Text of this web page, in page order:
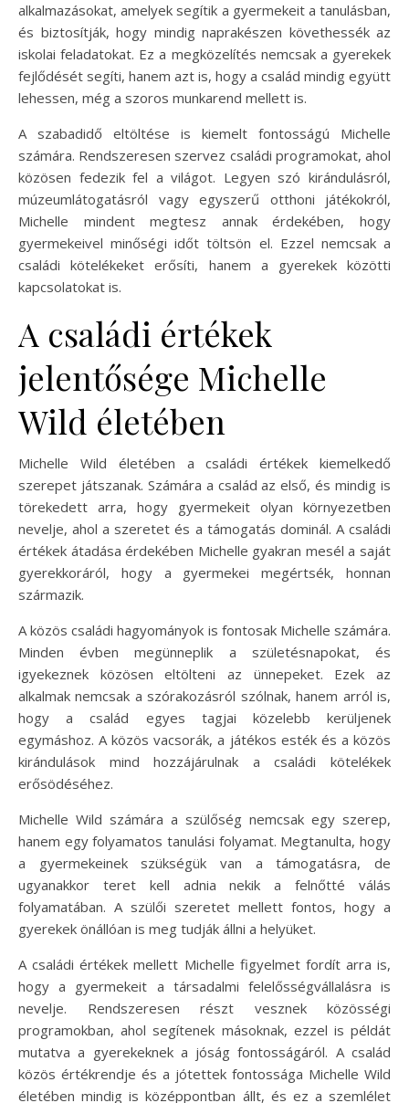
alkalmazásokat, amelyek segítik a gyermekeit a tanulásban,
és biztosítják, hogy mindig naprakészen követhessék az
iskolai feladatokat. Ez a megközelítés nemcsak a gyerekek
fejlődését segíti, hanem azt is, hogy a család mindig együtt
lehessen, még a szoros munkarend mellett is.
A szabadidő eltöltése is kiemelt fontosságú Michelle
számára. Rendszeresen szervez családi programokat, ahol
közösen fedezik fel a világot. Legyen szó kirándulásról,
múzeumlátogatásról vagy egyszerű otthoni játékokról,
Michelle mindent megtesz annak érdekében, hogy
gyermekeivel minőségi időt töltsön el. Ezzel nemcsak a
családi kötelékeket erősíti, hanem a gyerekek közötti
kapcsolatokat is.
A családi értékek
jelentősége Michelle
Wild életében
Michelle Wild életében a családi értékek kiemelkedő
szerepet játszanak. Számára a család az első, és mindig is
törekedett arra, hogy gyermekeit olyan környezetben
nevelje, ahol a szeretet és a támogatás dominál. A családi
értékek átadása érdekében Michelle gyakran mesél a saját
gyerekkoráról, hogy a gyermekei megértsék, honnan
származik.
A közös családi hagyományok is fontosak Michelle számára.
Minden évben megünneplik a születésnapokat, és
igyekeznek közösen eltölteni az ünnepeket. Ezek az
alkalmak nemcsak a szórakozásról szólnak, hanem arról is,
hogy a család egyes tagjai közelebb kerüljenek
egymáshoz. A közös vacsorák, a játékos esték és a közös
kirándulások mind hozzájárulnak a családi kötelékek
erősödéséhez.
Michelle Wild számára a szülőség nemcsak egy szerep,
hanem egy folyamatos tanulási folyamat. Megtanulta, hogy
a gyermekeinek szükségük van a támogatásra, de
ugyanakkor teret kell adnia nekik a felnőtté válás
folyamatában. A szülői szeretet mellett fontos, hogy a
gyerekek önállóan is meg tudják állni a helyüket.
A családi értékek mellett Michelle figyelmet fordít arra is,
hogy a gyermekeit a társadalmi felelősségvállalásra is
nevelje. Rendszeresen részt vesznek közösségi
programokban, ahol segítenek másoknak, ezzel is példát
mutatva a gyerekeknek a jóság fontosságáról. A család
közös értékrendje és a jótettek fontossága Michelle Wild
életében mindig is középpontban állt, és ez a szemlélet